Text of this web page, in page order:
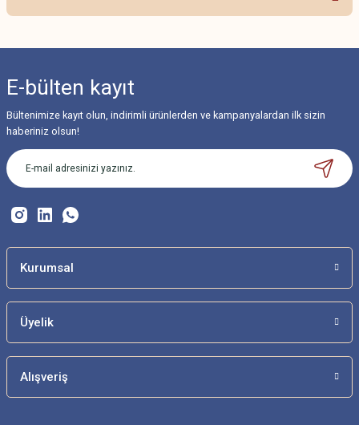
Görüş ve önerileriniz için teşekkür ederiz.
Ürün resmi kalitesiz, bozuk veya görüntülenemiyor.
Ürün açıklamasında eksik bilgiler bulunuyor.
Ürün bilgilerinde hatalar bulunuyor.
Bu ürüne benzer farklı alternatifler olmalı.
E-bülten kayıt
Bültenimize kayıt olun, indirimli ürünlerden ve kampanyalardan ilk sizin
haberiniz olsun!
Kurumsal
Üyelik
Alışveriş